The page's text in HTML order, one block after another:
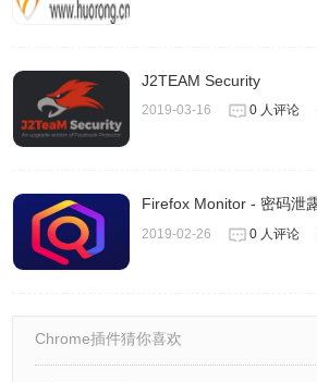
J2TEAM Security
2019-03-16 0 人评论
Firefox Monitor - 密码泄
2019-02-26 0 人评论
Chrome插件猜你喜欢